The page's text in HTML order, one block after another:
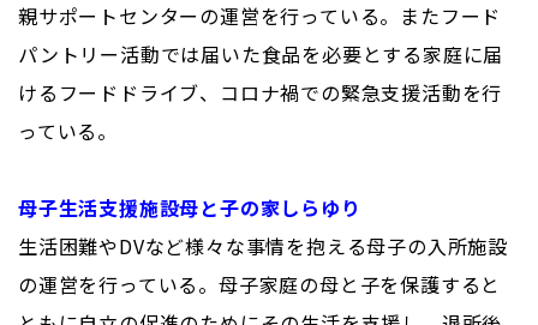
親サポートセンターの運営を行っている。またフード
パントリー活動では届いた食品を必要とする家庭に届
けるフードドライブ、コロナ禍での緊急支援活動を行
っている。
母子生活支援施設母と子の家しらゆり
生活困難やDVなど様々な事情を抱える母子の入所施設
の運営を行っている。母子家庭の母と子を保護すると